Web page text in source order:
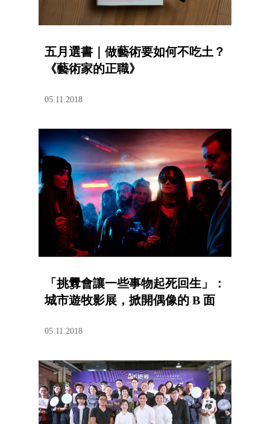
五月選書｜做藝術要如何不吃土？
《藝術家的正職》
05.11.2018
「挑釁會讓一些事物起死回生」：
城市遊牧影展，掀開偶像的 B 面
05.11.2018